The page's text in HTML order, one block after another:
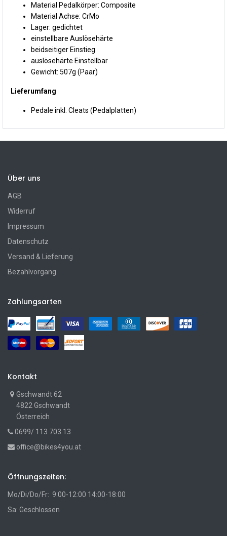
Material Pedalkörper: Composite
Material Achse: CrMo
Lager: gedichtet
einstellbare Auslösehärte
beidseitiger Einstieg
auslösehärte Einstellbar
Gewicht: 507g (Paar)
Lieferumfang
Pedale inkl. Cleats (Pedalplatten)
Über uns
AGB
Widerruf
Impressum
Datenschutz
Versand & Lieferung
Bezahlvorgang
Zahlungsarten
Kontakt
Gschwandt 62
4822 Gschwandt
Österreich
0699/ 113 703 13
office@bikes4you.at
Öffnungszeiten:
Mo/Di/Do/Fr: 9:00-12:00 14:00-18:00
Sa: Geschlossen